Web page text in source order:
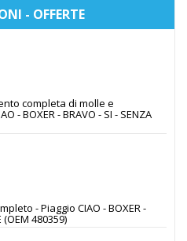
- OFFERTE
completa di molle e
- BOXER - BRAVO - SI - SENZA
- Piaggio CIAO - BOXER -
(OEM 480359)